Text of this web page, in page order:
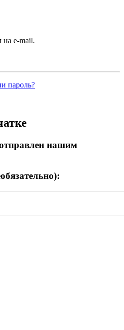
на e-mail.
пароль?
нашим